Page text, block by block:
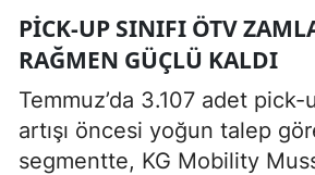
PICK-UP SINIFI ÖTV
RAĞMEN GÜÇLÜ KALDI
Temmuz’da 3.107 adet pick-
artışı öncesi yoğun talep
segmentte, KG Mobility